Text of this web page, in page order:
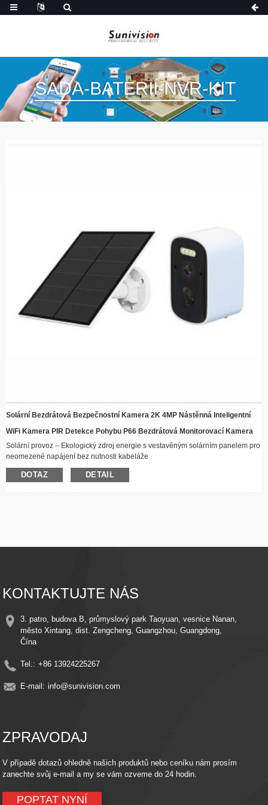
SADA-BATERIÍ-NVR-KIT
Solární Bezdrátová Bezpečnostní Kamera 2K 4MP Nástěnná Inteligentní
WiFi Kamera PIR Detekce Pohybu P66 Bezdrátová Monitorovací Kamera
Solární provoz – Ekologický zdroj energie s vestavěným solárním panelem pro
neomezené napájení bez nutnosti kabeláže
Bezdrátové připojení – Zůstaňte připojeni na dálku přes WiFi s možností
streamování videa v reálném čase
odkudkoli pomocí smartphonu nebo chytrého zařízení
Kompatibilita s cloudovým úložištěm – Uchovejte si vzpomínky v bezpečí díky
Energeticky úsporné – Využijte sílu slunce ke snížení nákladů na elektřinu a
zároveň si zachovejte nepřetržitou ochranu
DOTAZ DETAIL
KONTAKTUJTE NÁS
3. patro, budova B, průmyslový park Taoyuan, vesnice Nanan,
město Xintang, dist. Zengcheng, Guangzhou, Guangdong,
Čína
Tel.: +86 13924225267
E-mail: info@sunivision.com
ZPRAVODAJ
V případě dotazů ohledně našich produktů nebo ceníku nám prosím
zanechte svůj e-mail a my se vám ozveme do 24 hodin.
POPTAT NYNÍ